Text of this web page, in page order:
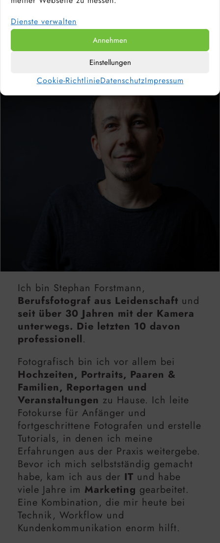
Dienste verwalten
Annehmen
Einstellungen
Cookie-RichtlinieDatenschutzImpressum
DER BEITRAG WURDE VERFASST VON:
STEPHAN FORSTMANN– FOTOGRAF, AUTOR
UND FOTOGRAFIE-TUTOR
Ich bin Stephan Forstmann,
Berufsfotograf aus Leidenschaft und
seit über 30 Jahren mit der Kamera
unterwegs. Die letzten 10 davon
professionell.
Fotografisch bin ich vor allem bei
Hochzeiten, Portraits, Paaren &
Familien, Reportagen und
Veranstaltungen zu Hause. Ich leite
Fotokurse für Anfänger und
fortgeschrittene Fotografen und erstelle
Tutorials, in denen ich meine
Erfahrungen aus der Praxis weitergebe.
Bevor ich mich selbstständig gemacht
habe, kam ich aus der IT und habe
viele Jahre im Marketing gearbeitet.
Eine Kombination, die mir heute bei
Technik, Workflow und
Kundenkommunikation enorm hilft.